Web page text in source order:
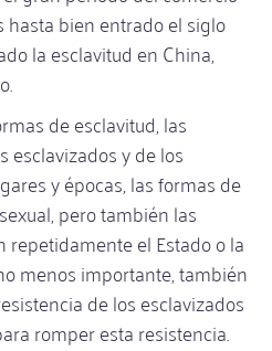
bien entrado el siglo
la esclavitud en China,
de esclavitud, las
esclavizados y de los
y épocas, las formas de
pero también las
el Estado o la
menos importante, también
de los esclavizados
romper esta resistencia.